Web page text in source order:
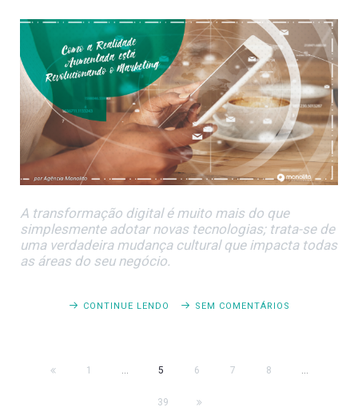
A transformação digital é muito mais do que
simplesmente adotar novas tecnologias; trata-se de
uma verdadeira mudança cultural que impacta todas
as áreas do seu negócio.
CONTINUE LENDO SEM COMENTÁRIOS
1 ... 5 6 7 8 ...
39